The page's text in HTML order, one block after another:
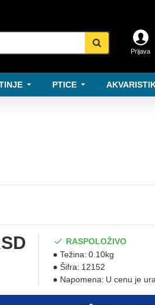
Prijava
PTICE
RASPOLOŽIVO
Težina: 0.10kg
Šifra: 12152
Napomena: U cenu je